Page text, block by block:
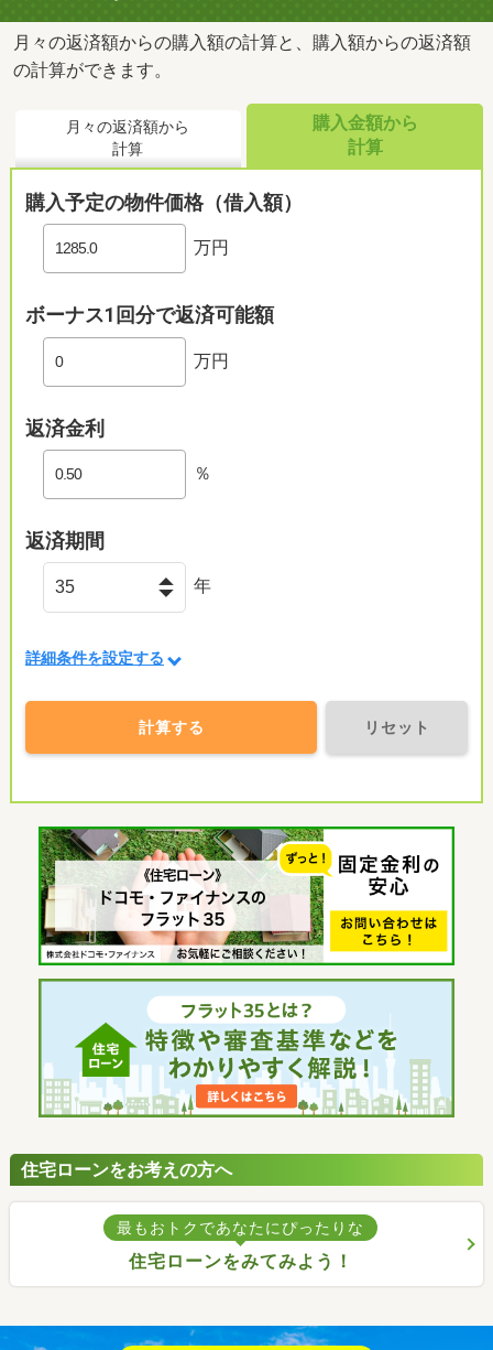
竜王みついクリニックまで380m
月々の返済額からの購入額の計算と、購入額からの返済額
の計算ができます。
月々の返済額から
計算
購入金額から
計算
購入予定の物件価格（借入額）
万円
ボーナス1回分で返済可能額
万円
返済金利
％
返済期間
年
詳細条件を設定する
計算する リセット
住宅ローンをお考えの方へ
最もおトクであなたにぴったりな
住宅ローンをみてみよう！